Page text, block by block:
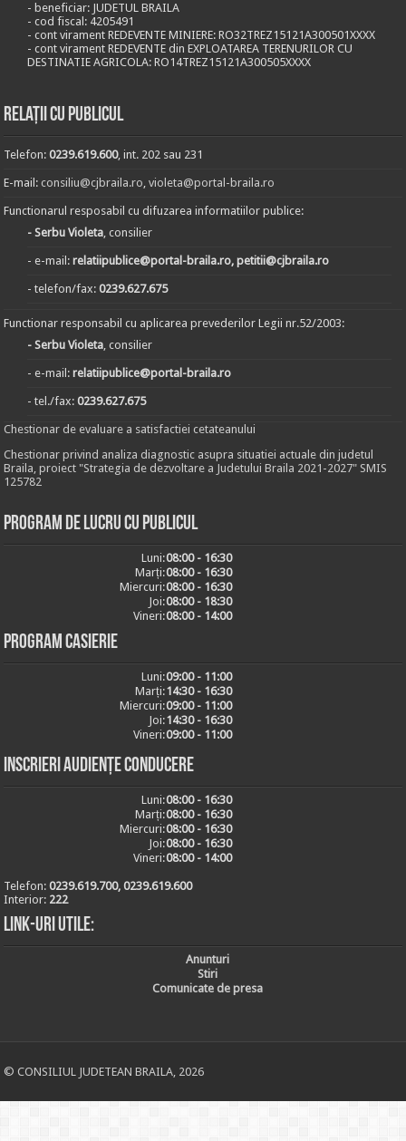
- beneficiar: JUDETUL BRAILA
- cod fiscal: 4205491
- cont virament REDEVENTE MINIERE: RO32TREZ15121A300501XXXX
- cont virament REDEVENTE din EXPLOATAREA TERENURILOR CU
DESTINATIE AGRICOLA: RO14TREZ15121A300505XXXX
Relații cu publicul
Telefon:0239.619.600, int. 202 sau 231
E-mail:consiliu@cjbraila.ro,violeta@portal-braila.ro
Functionarul resposabil cu difuzarea informatiilor publice:
- Serbu Violeta, consilier
- e-mail:relatiipublice@portal-braila.ro, petitii@cjbraila.ro
- telefon/fax:0239.627.675
Functionar responsabil cu aplicarea prevederilor Legii nr.52/2003:
- Serbu Violeta, consilier
- e-mail:relatiipublice@portal-braila.ro
- tel./fax:0239.627.675
Chestionar de evaluare a satisfactiei cetateanului
Chestionar privind analiza diagnostic asupra situatiei actuale din judetul
Braila, proiect "Strategia de dezvoltare a Judetului Braila 2021-2027" SMIS
125782
Program de lucru cu publicul
Luni:08:00 - 16:30
Marți:08:00 - 16:30
Miercuri:08:00 - 16:30
Joi:08:00 - 18:30
Vineri:08:00 - 14:00
Program casierie
Luni:09:00 - 11:00
Marți:14:30 - 16:30
Miercuri:09:00 - 11:00
Joi:14:30 - 16:30
Vineri:09:00 - 11:00
Inscrieri audiențe conducere
Luni:08:00 - 16:30
Marți:08:00 - 16:30
Miercuri:08:00 - 16:30
Joi:08:00 - 16:30
Vineri:08:00 - 14:00
Telefon:0239.619.700, 0239.619.600
Interior: 222
Link-uri utile:
Anunturi
Stiri
Comunicate de presa
© CONSILIUL JUDETEAN BRAILA, 2026